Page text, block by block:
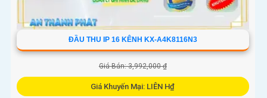
ĐẦU THU IP 16 KÊNH KX-A4K8116N3
Giá Bán: 3,992,000 ₫
Giá Khuyến Mại: LIÊN H₫